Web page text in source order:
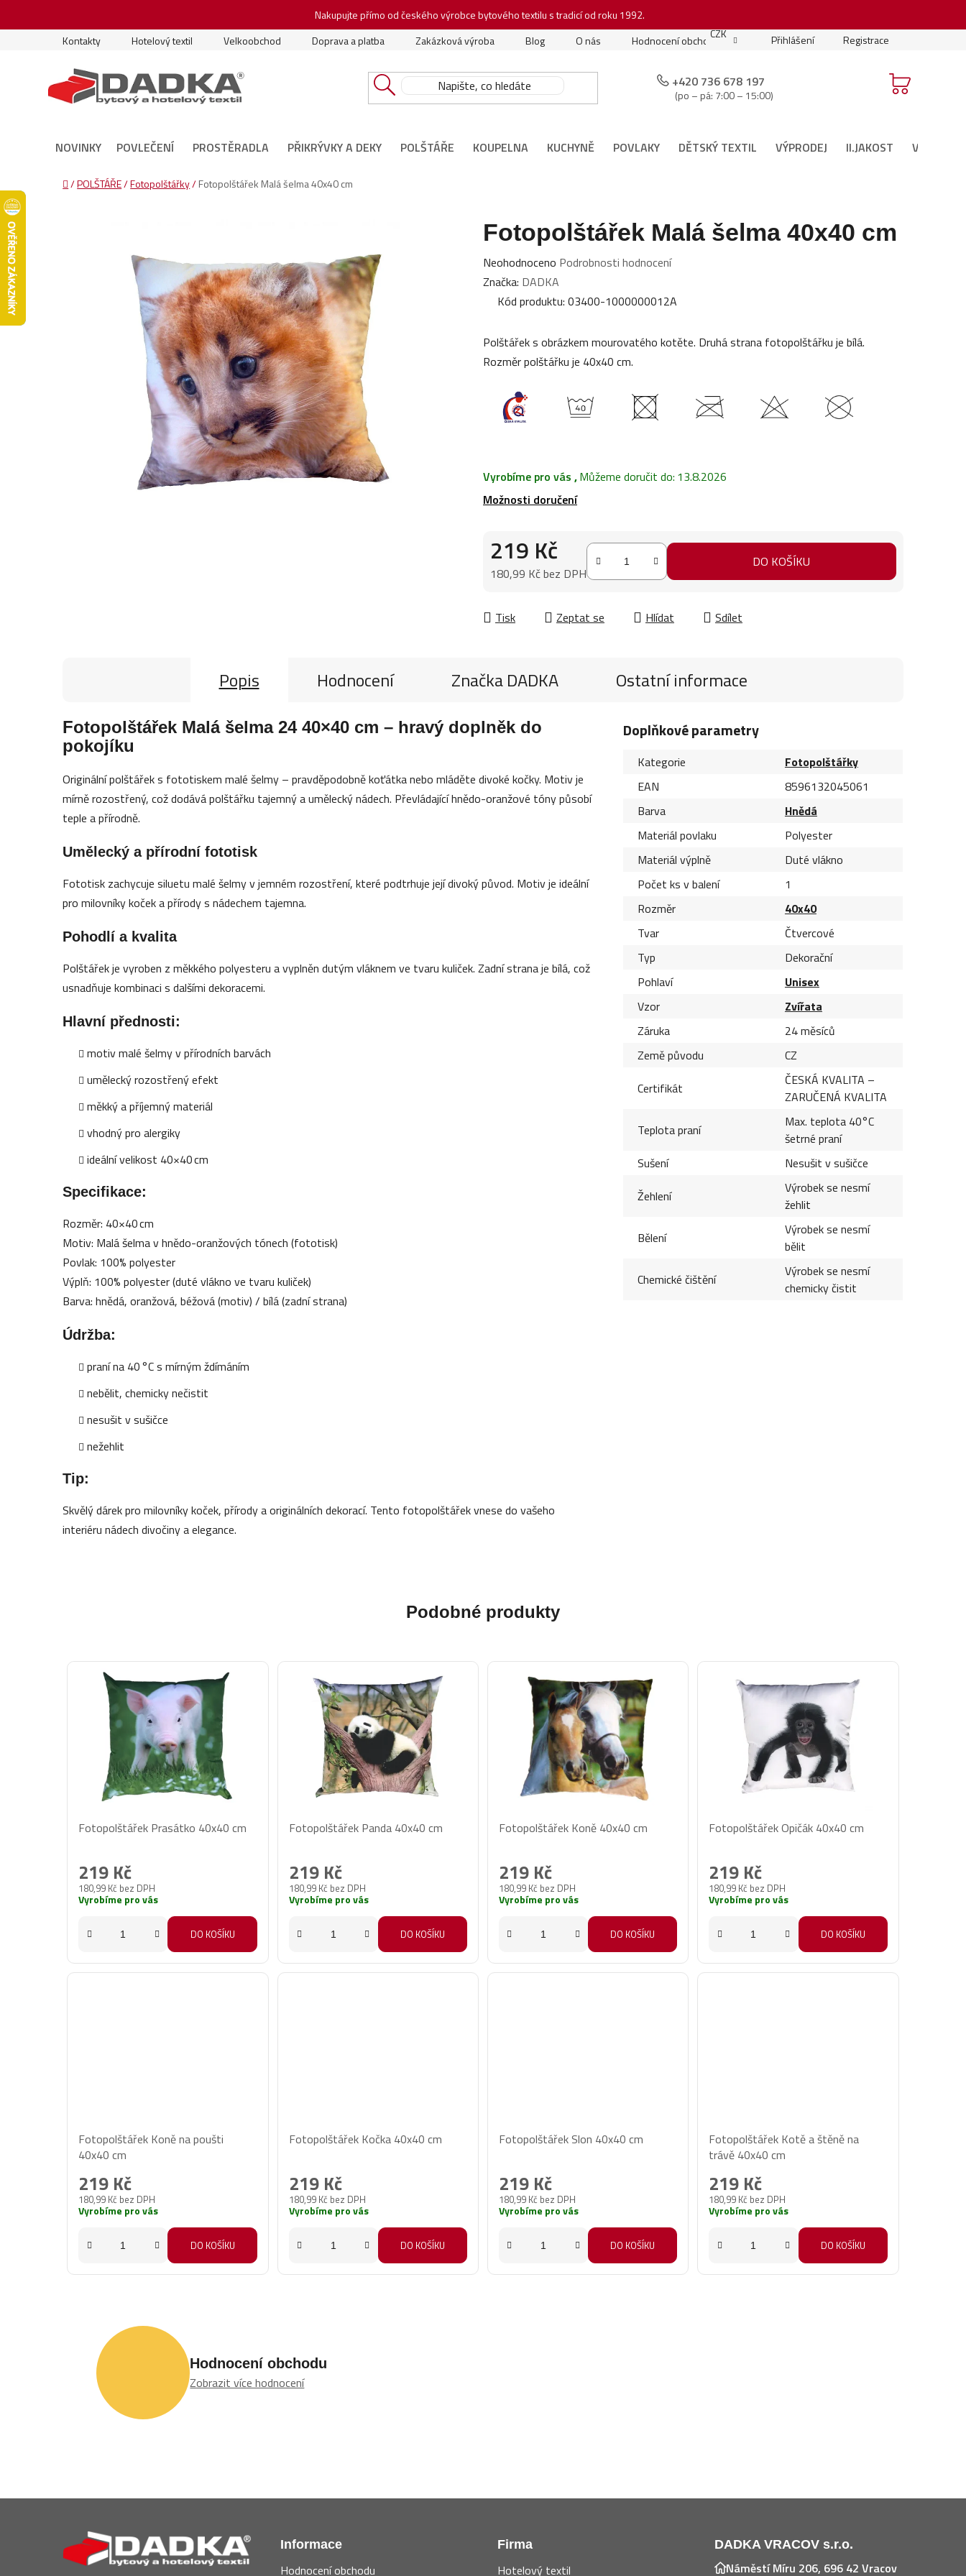
Nakupujte přímo od českého výrobce bytového textilu s tradicí od roku 1992.
Kontakty
Hotelový textil Velkoobchod Doprava a platba Zakázková výroba Blog O nás Hodnocení obchodu Moje objednávka Podmínky soutěže
CZK Přihlášení Registrace
+420 736 678 197
(po – pá: 7:00 – 15:00)
NOVINKY POVLEČENÍ PROSTĚRADLA PŘIKRÝVKY A DEKY POLŠTÁŘE KOUPELNA KUCHYNĚ POVLAKY DĚTSKÝ TEXTIL VÝPRODEJ II.JAKOST VÁNOČNÍ
Domů
/POLŠTÁŘE/Fotopolštářky/Fotopolštářek Malá šelma 40x40 cm
Fotopolštářek Malá šelma 40x40 cm
Průměrné
hodnocení
produktu
0,0
z
hvězdiček.
Neohodnoceno Podrobnosti hodnocení
Značka: DADKA
Kód produktu: 03400-1000000012A
Polštářek s obrázkem mourovatého kotěte. Druhá strana fotopolštářku je bílá.
Rozměr polštářku je 40x40 cm.
Vyrobíme pro vás ,Můžeme doručit do: 13.8.2026
Možnosti doručení
219 Kč
180,99 Kč bez DPH
DO KOŠÍKU
Tisk Zeptat se Hlídat Sdílet
Popis Hodnocení ZnačkaDADKA Ostatní informace
Fotopolštářek Malá šelma 24 40×40 cm – hravý doplněk do
pokojíku
Originální polštářek s fototiskem malé šelmy – pravděpodobně koťátka nebo mláděte divoké kočky. Motiv je
mírně rozostřený, což dodává polštářku tajemný a umělecký nádech. Převládající hnědo-oranžové tóny působí
teple a přírodně.
Umělecký a přírodní fototisk
Fototisk zachycuje siluetu malé šelmy v jemném rozostření, které podtrhuje její divoký původ. Motiv je ideální
pro milovníky koček a přírody s nádechem tajemna.
Pohodlí a kvalita
Polštářek je vyroben z měkkého polyesteru a vyplněn dutým vláknem ve tvaru kuliček. Zadní strana je bílá, což
usnadňuje kombinaci s dalšími dekoracemi.
Hlavní přednosti:
motiv malé šelmy v přírodních barvách
umělecký rozostřený efekt
měkký a příjemný materiál
vhodný pro alergiky
ideální velikost 40×40 cm
Specifikace:
Rozměr: 40×40 cm
Motiv: Malá šelma v hnědo-oranžových tónech (fototisk)
Povlak: 100% polyester
Výplň: 100% polyester (duté vlákno ve tvaru kuliček)
Barva: hnědá, oranžová, béžová (motiv) / bílá (zadní strana)
Údržba:
praní na 40 °C s mírným ždímáním
nebělit, chemicky nečistit
nesušit v sušičce
nežehlit
Tip:
Skvělý dárek pro milovníky koček, přírody a originálních dekorací. Tento fotopolštářek vnese do vašeho
interiéru nádech divočiny a elegance.
Doplňkové parametry
Kategorie
Fotopolštářky
EAN
8596132045061
Barva
Hnědá
Materiál povlaku
Polyester
Materiál výplně
Duté vlákno
Počet ks v balení
1
Rozměr
40x40
Tvar
Čtvercové
Typ
Dekorační
Pohlaví
Unisex
Vzor
Zvířata
Záruka
24 měsíců
Země původu
CZ
Certifikát
ČESKÁ KVALITA –
ZARUČENÁ KVALITA
Teplota praní
Max. teplota 40°C
šetrné praní
Sušení
Nesušit v sušičce
Žehlení
Výrobek se nesmí
žehlit
Bělení
Výrobek se nesmí
bělit
Chemické čištění
Výrobek se nesmí
chemicky čistit
Podobné produkty
Fotopolštářek Prasátko 40x40 cm
180,99 Kč bez DPH
219 Kč
Vyrobíme pro vás
DO KOŠÍKU
Fotopolštářek Panda 40x40 cm
180,99 Kč bez DPH
219 Kč
Vyrobíme pro vás
DO KOŠÍKU
Fotopolštářek Koně 40x40 cm
180,99 Kč bez DPH
219 Kč
Vyrobíme pro vás
DO KOŠÍKU
Fotopolštářek Opičák 40x40 cm
180,99 Kč bez DPH
219 Kč
Vyrobíme pro vás
DO KOŠÍKU
Fotopolštářek Koně na poušti
40x40 cm
180,99 Kč bez DPH
219 Kč
Vyrobíme pro vás
DO KOŠÍKU
Fotopolštářek Kočka 40x40 cm
180,99 Kč bez DPH
219 Kč
Vyrobíme pro vás
DO KOŠÍKU
Fotopolštářek Slon 40x40 cm
180,99 Kč bez DPH
219 Kč
Vyrobíme pro vás
DO KOŠÍKU
Fotopolštářek Kotě a štěně na
trávě 40x40 cm
180,99 Kč bez DPH
219 Kč
Vyrobíme pro vás
DO KOŠÍKU
Hodnocení obchodu
Zobrazit více hodnocení
Informace
Hodnocení obchodu
Firma
Hotelový textil
DADKA VRACOV s.r.o.
Náměstí Míru 206, 696 42 Vracov